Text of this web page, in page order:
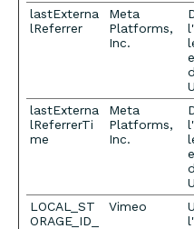
lastExterna
lReferrer
Meta
Platforms,
Inc.
lastExterna
lReferrerTi
me
Meta
Platforms,
Inc.
LOCAL_ST
ORAGE_ID_
Vimeo